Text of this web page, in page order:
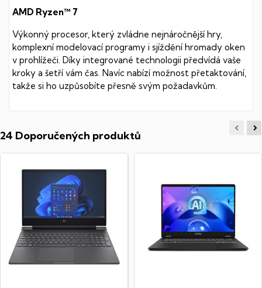
AMD Ryzen™ 7
Výkonný procesor, který zvládne nejnáročnější hry,
komplexní modelovací programy i sjíždění hromady oken
v prohlížeči. Díky integrované technologii předvídá vaše
kroky a šetří vám čas. Navíc nabízí možnost přetaktování,
takže si ho uzpůsobíte přesně svým požadavkům.
24 Doporučených produktů